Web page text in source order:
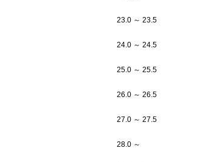
23.0 ～ 23.5
24.0 ～ 24.5
25.0 ～ 25.5
26.0 ～ 26.5
27.0 ～ 27.5
28.0 ～